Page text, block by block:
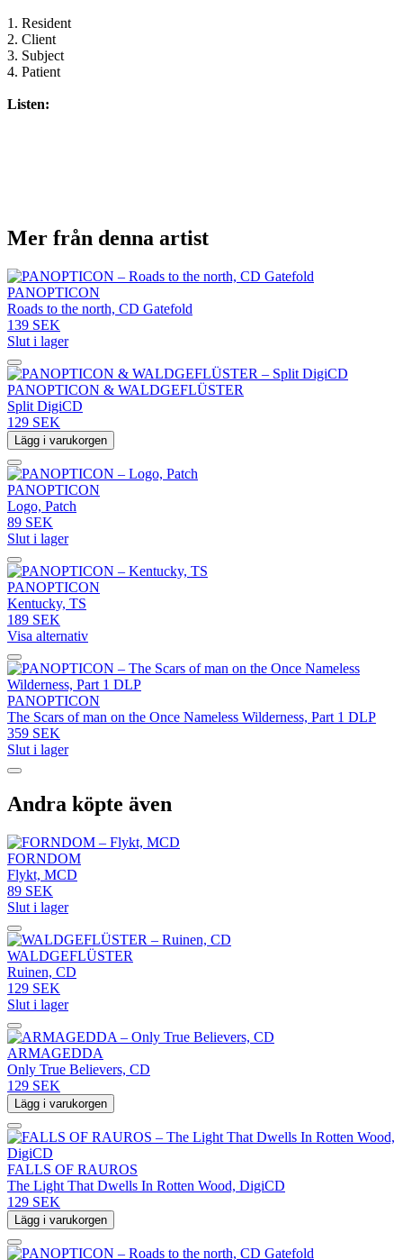
1. Resident
2. Client
3. Subject
4. Patient
Listen:
Mer från denna artist
PANOPTICON
Roads to the north, CD Gatefold
139 SEK
Slut i lager
PANOPTICON & WALDGEFLÜSTER
Split DigiCD
129 SEK
Lägg i varukorgen
PANOPTICON
Logo, Patch
89 SEK
Slut i lager
PANOPTICON
Kentucky, TS
189 SEK
Visa alternativ
PANOPTICON
The Scars of man on the Once Nameless Wilderness, Part 1 DLP
359 SEK
Slut i lager
Andra köpte även
FORNDOM
Flykt, MCD
89 SEK
Slut i lager
WALDGEFLÜSTER
Ruinen, CD
129 SEK
Slut i lager
ARMAGEDDA
Only True Believers, CD
129 SEK
Lägg i varukorgen
FALLS OF RAUROS
The Light That Dwells In Rotten Wood, DigiCD
129 SEK
Lägg i varukorgen